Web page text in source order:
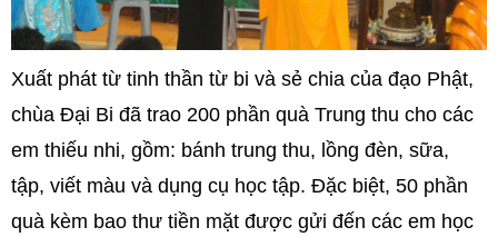
Xuất phát từ tinh thần từ bi và sẻ chia của đạo Phật,
chùa Đại Bi đã trao 200 phần quà Trung thu cho các
em thiếu nhi, gồm: bánh trung thu, lồng đèn, sữa,
tập, viết màu và dụng cụ học tập. Đặc biệt, 50 phần
quà kèm bao thư tiền mặt được gửi đến các em học